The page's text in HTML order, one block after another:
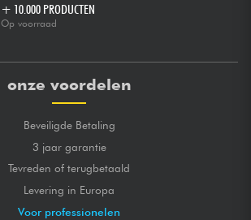
+ 10.000 PRODUCTEN
Op voorraad
onze voordelen
Beveiligde Betaling
3 jaar garantie
Tevreden of terugbetaald
Levering in Europa
Voor professionelen